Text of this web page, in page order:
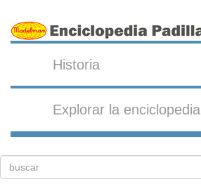
Historia
Explorar la enciclopedia